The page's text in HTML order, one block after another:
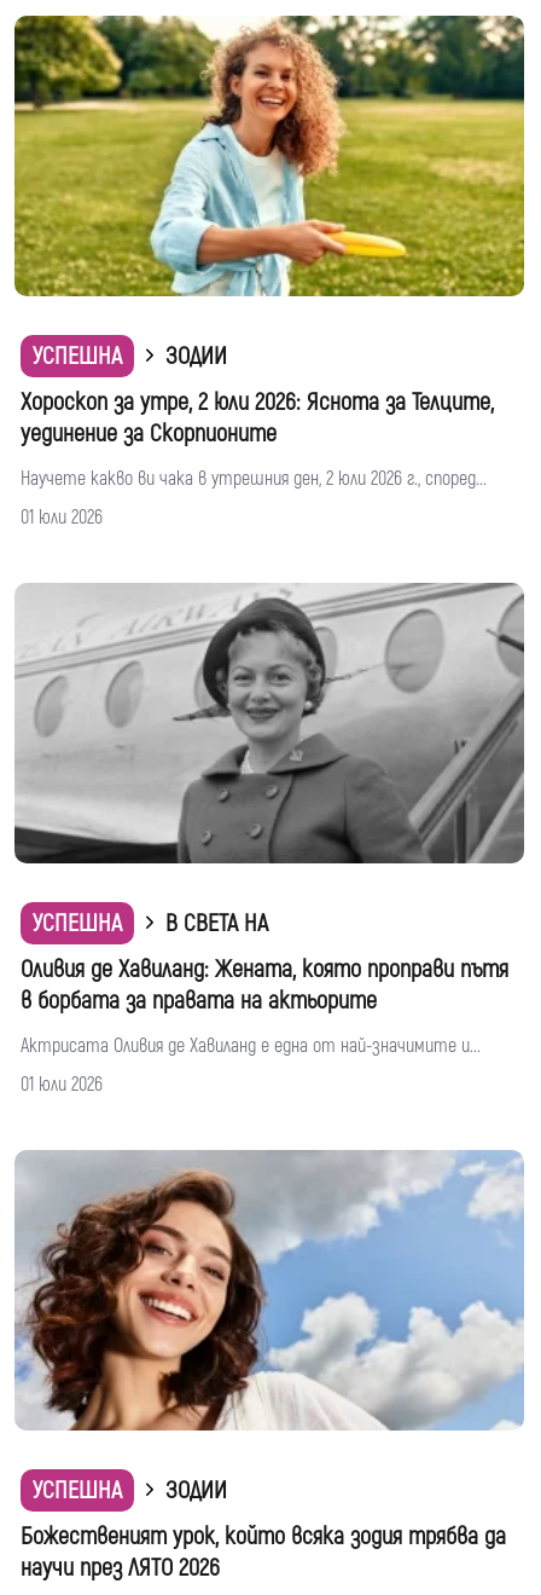
УСПЕШНА
ЗОДИИ
Хороскоп за утре, 2 юли 2026: Яснота за Телците,
уединение за Скорпионите
Научете какво ви чака в утрешния ден, 2 юли 2026 г., според...
01 юли 2026
УСПЕШНА
В СВЕТА НА
Оливия де Хавиланд: Жената, която проправи пътя
в борбата за правата на актьорите
Актрисата Оливия де Хавиланд е една от най-значимите и...
01 юли 2026
УСПЕШНА
ЗОДИИ
Божественият урок, който всяка зодия трябва да
научи през ЛЯТО 2026